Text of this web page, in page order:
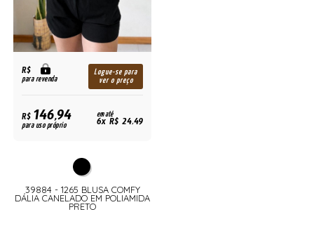
R$
para revenda
Logue-se para
ver o preço
R$146,94
para uso próprio
em até
6x R$ 24,49
39884 - 1265 BLUSA COMFY
DÁLIA CANELADO EM POLIAMIDA
PRETO